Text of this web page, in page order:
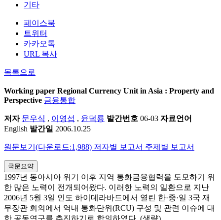
기타
페이스북
트위터
카카오톡
URL 복사
목록으로
Working paper Regional Currency Unit in Asia : Property and
Perspective 금융통합
저자 문우식 , 이영섭 , 윤덕룡 발간번호 06-03 자료언어
English 발간일 2006.10.25
원문보기(다운로드:1,988) 저자별 보고서 주제별 보고서
국문요약
1997년 동아시아 위기 이후 지역 통화금융협력을 도모하기 위
한 많은 노력이 전개되어왔다. 이러한 노력의 일환으로 지난
2006년 5월 3일 인도 하이데라바드에서 열린 한·중·일 3국 재
무장관 회의에서 역내 통화단위(RCU) 구성 및 관련 이슈에 대